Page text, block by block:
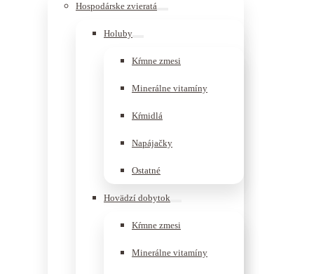
Hospodárske zvieratá
Holuby
Kŕmne zmesi
Minerálne vitamíny
Kŕmidlá
Napájačky
Ostatné
Hovädzí dobytok
Kŕmne zmesi
Minerálne vitamíny